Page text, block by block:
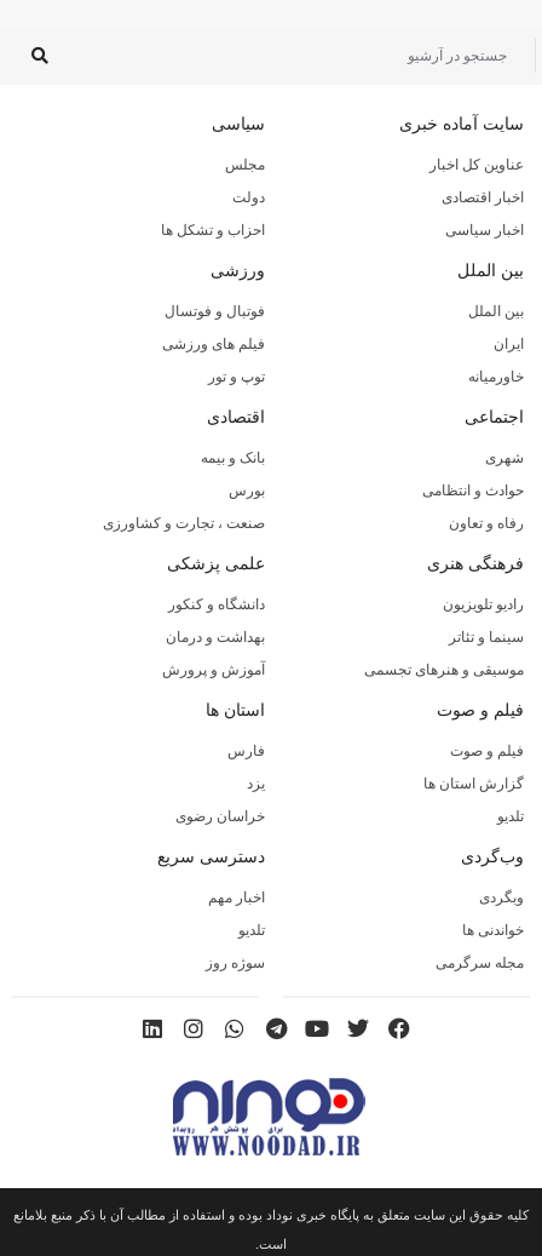
سایت آماده خبری
عناوین کل اخبار
اخبار اقتصادی
اخبار سیاسی
سیاسی
مجلس
دولت
احزاب و تشکل ها
بین الملل
بین الملل
ایران
خاورمیانه
ورزشی
فوتبال و فوتسال
فیلم های ورزشی
توپ و تور
اجتماعی
شهری
حوادث و انتظامی
رفاه و تعاون
اقتصادی
بانک و بیمه
بورس
صنعت ، تجارت و کشاورزی
فرهنگی هنری
رادیو تلویزیون
سینما و تئاتر
موسیقی و هنرهای تجسمی
علمی پزشکی
دانشگاه و کنکور
بهداشت و درمان
آموزش و پرورش
فیلم و صوت
فیلم و صوت
گزارش استان ها
تلدیو
استان ها
فارس
یزد
خراسان رضوی
وب‌گردی
وبگردی
خواندنی ها
مجله سرگرمی
دسترسی سریع
اخبار مهم
تلدیو
سوژه روز
کلیه حقوق این سایت متعلق به پایگاه خبری نوداد بوده و استفاده از مطالب آن با ذکر منبع بلامانع
است.